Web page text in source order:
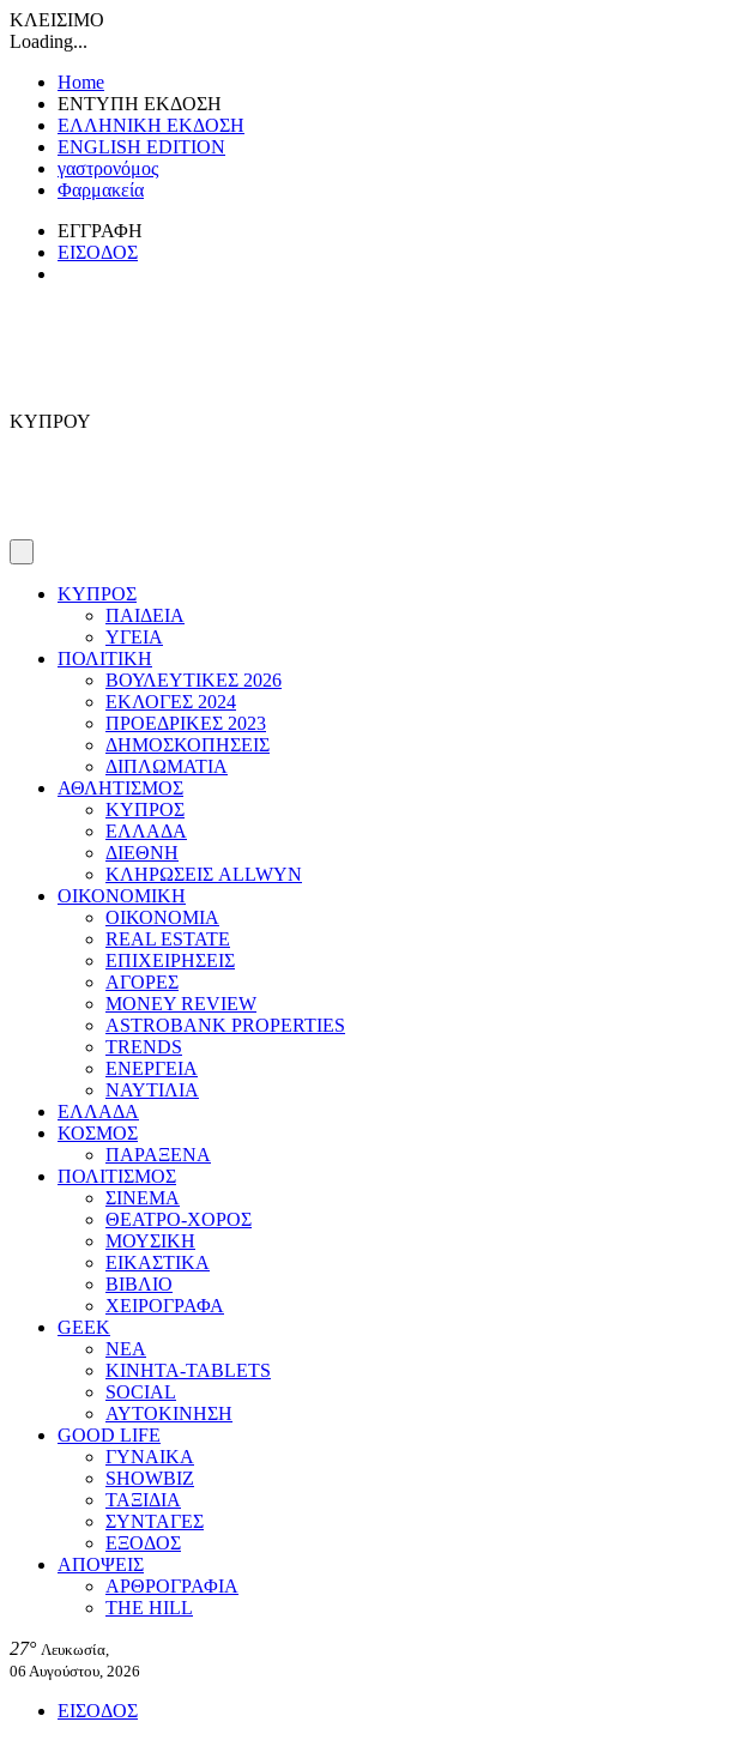
ΚΛΕΙΣΙΜΟ
Loading...
Home
ΕΝΤΥΠΗ ΕΚΔΟΣΗ
ΕΛΛΗΝΙΚΗ ΕΚΔΟΣΗ
ENGLISH EDITION
γαστρονόμος
Φαρμακεία
ΕΓΓΡΑΦΗ
ΕΙΣΟΔΟΣ
ΚΥΠΡΟΥ
ΚΥΠΡΟΣ
ΠΑΙΔΕΙΑ
ΥΓΕΙΑ
ΠΟΛΙΤΙΚΗ
ΒΟΥΛΕΥΤΙΚΕΣ 2026
ΕΚΛΟΓΕΣ 2024
ΠΡΟΕΔΡΙΚΕΣ 2023
ΔΗΜΟΣΚΟΠΗΣΕΙΣ
ΔΙΠΛΩΜΑΤΙΑ
ΑΘΛΗΤΙΣΜΟΣ
ΚΥΠΡΟΣ
ΕΛΛΑΔΑ
ΔΙΕΘΝΗ
ΚΛΗΡΩΣΕΙΣ ALLWYN
ΟΙΚΟΝΟΜΙΚΗ
ΟΙΚΟΝΟΜΙΑ
REAL ESTATE
ΕΠΙΧΕΙΡΗΣΕΙΣ
ΑΓΟΡΕΣ
MONEY REVIEW
ASTROBANK PROPERTIES
TRENDS
ΕΝΕΡΓΕΙΑ
ΝΑΥΤΙΛΙΑ
ΕΛΛΑΔΑ
ΚΟΣΜΟΣ
ΠΑΡΑΞΕΝΑ
ΠΟΛΙΤΙΣΜΟΣ
ΣΙΝΕΜΑ
ΘΕΑΤΡΟ-ΧΟΡΟΣ
ΜΟΥΣΙΚΗ
ΕΙΚΑΣΤΙΚΑ
ΒΙΒΛΙΟ
ΧΕΙΡΟΓΡΑΦΑ
GEEK
ΝΕΑ
ΚΙΝΗΤΑ-TABLETS
SOCIAL
ΑΥΤΟΚΙΝΗΣΗ
GOOD LIFE
ΓΥΝΑΙΚΑ
SHOWBIZ
ΤΑΞΙΔΙΑ
ΣΥΝΤΑΓΕΣ
ΕΞΟΔΟΣ
ΑΠΟΨΕΙΣ
ΑΡΘΡΟΓΡΑΦΙΑ
THE HILL
27° Λευκωσία,
06 Αυγούστου, 2026
ΕΙΣΟΔΟΣ